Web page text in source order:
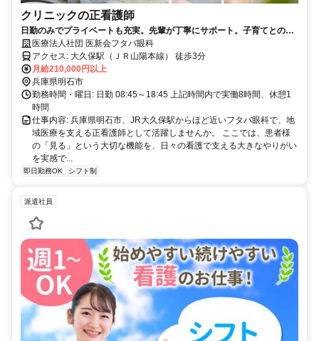
クリニックの正看護師
日勤のみでプライベートも充実。先輩が丁寧にサポート。子育てとの両
立も安心の環境です。
医療法人社団 医新会フタバ眼科
アクセス: 大久保駅（ＪＲ山陽本線） 徒歩3分
月給210,000円以上
兵庫県明石市
勤務時間・曜日: 日勤 08:45～18:45 上記時間内で実働8時間、休憩1
時間
仕事内容: 兵庫県明石市、JR大久保駅からほど近いフタバ眼科で、地
域医療を支える正看護師として活躍しませんか。 ここでは、患者様
の「見る」という大切な機能を、日々の看護で支える大きなやりがい
を実感で...
即日勤務OK シフト制
派遣社員